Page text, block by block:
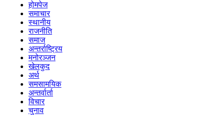
होमपेज
समाचार
स्थानीय
राजनीति
समाज
अन्तर्राष्ट्रिय
मनोरञ्जन
खेलकुद
अर्थ
समसामयिक
अन्तर्वार्ता
विचार
चुनाव